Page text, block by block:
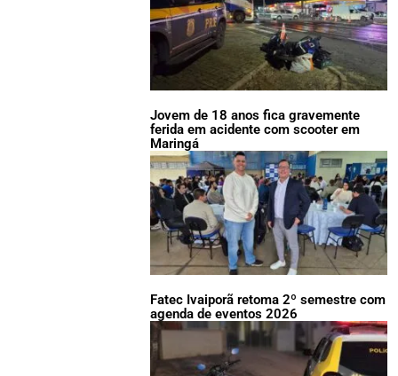
Jovem de 18 anos fica gravemente
ferida em acidente com scooter em
Maringá
Fatec Ivaiporã retoma 2º semestre com
agenda de eventos 2026